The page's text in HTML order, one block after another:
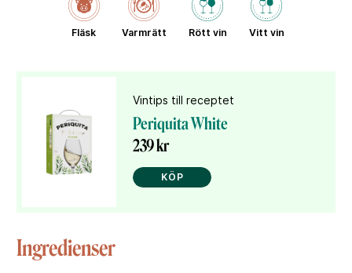
Fläsk Varmrätt Rött vin Vitt vin
Vintips till receptet
Periquita White
239 kr
KÖP
Ingredienser